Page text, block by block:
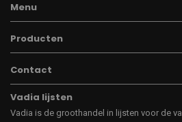
Menu
Producten
Contact
Vadia lijsten
Vadia is de groothandel in lijsten voor de